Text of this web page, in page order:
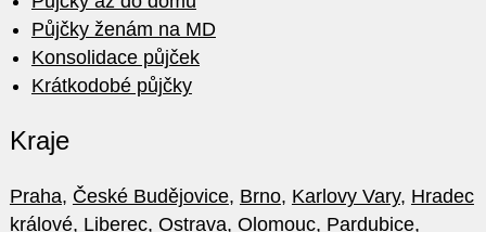
Půjčky ženám na MD
Konsolidace půjček
Krátkodobé půjčky
Kraje
Praha, České Budějovice, Brno, Karlovy Vary, Hradec
králové, Liberec, Ostrava, Olomouc, Pardubice,